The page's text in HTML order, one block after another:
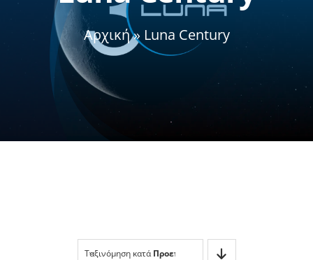
Σχετικά με εμάς
Αρχική» Luna Century
Ταξινόμηση κατάΠροεπιλεγμένη Ταξινόμηση